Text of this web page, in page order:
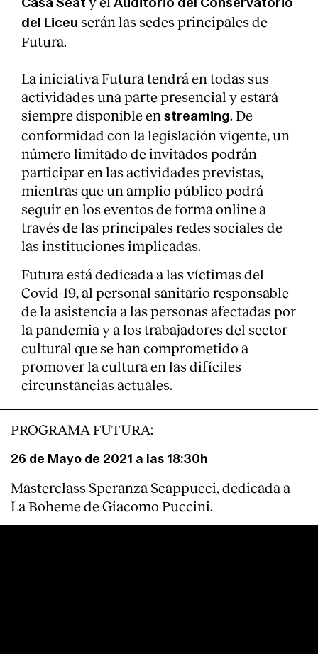
del Liceu serán las sedes principales de
Futura.
La iniciativa Futura tendrá en todas sus
actividades una parte presencial y estará
siempre disponible en streaming. De
conformidad con la legislación vigente, un
número limitado de invitados podrán
participar en las actividades previstas,
mientras que un amplio público podrá
seguir en los eventos de forma online a
través de las principales redes sociales de
las instituciones implicadas.
Futura está dedicada a las víctimas del
Covid-19, al personal sanitario responsable
de la asistencia a las personas afectadas por
la pandemia y a los trabajadores del sector
cultural que se han comprometido a
promover la cultura en las difíciles
circunstancias actuales.
PROGRAMA FUTURA:
26 de Mayo de 2021 a las 18:30h
Masterclass Speranza Scappucci, dedicada a
La Boheme de Giacomo Puccini.